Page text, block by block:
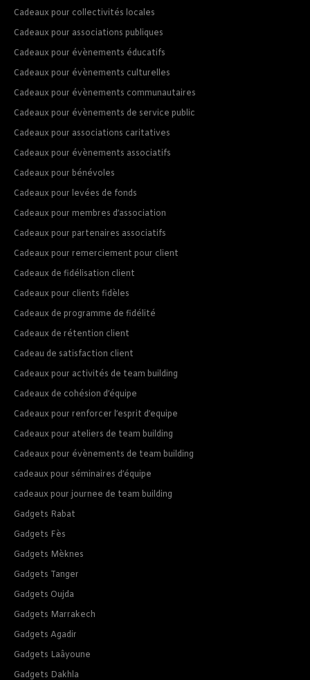
Cadeaux pour collectivités locales
Cadeaux pour associations publiques
Cadeaux pour évènements éducatifs
Cadeaux pour évènements culturelles
Cadeaux pour évènements communautaires
Cadeaux pour évènements de service public
Cadeaux pour associations caritatives
Cadeaux pour évènements associatifs
Cadeaux pour bénévoles
Cadeaux pour levées de fonds
Cadeaux pour membres d’association
Cadeaux pour partenaires associatifs
Cadeaux pour remerciement pour client
Cadeaux de fidélisation client
Cadeaux pour clients fidèles
Cadeaux de programme de fidélité
Cadeaux de rétention client
Cadeau de satisfaction client
Cadeaux pour activités de team building
Cadeaux de cohésion d’équipe
Cadeaux pour renforcer l’esprit d’equipe
Cadeaux pour ateliers de team building
Cadeaux pour évènements de team building
cadeaux pour séminaires d’équipe
cadeaux pour journee de team building
Gadgets Rabat
Gadgets Fès
Gadgets Mèknes
Gadgets Tanger
Gadgets Oujda
Gadgets Marrakech
Gadgets Agadir
Gadgets Laâyoune
Gadgets Dakhla